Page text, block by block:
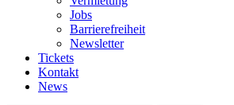
Jobs
Barrierefreiheit
Newsletter
Tickets
Kontakt
News